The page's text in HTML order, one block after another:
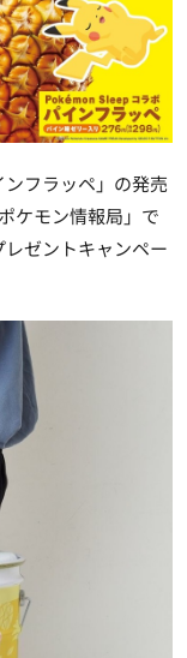
フラッペ」の発売
ケモン情報局」で
ゼントキャンペー